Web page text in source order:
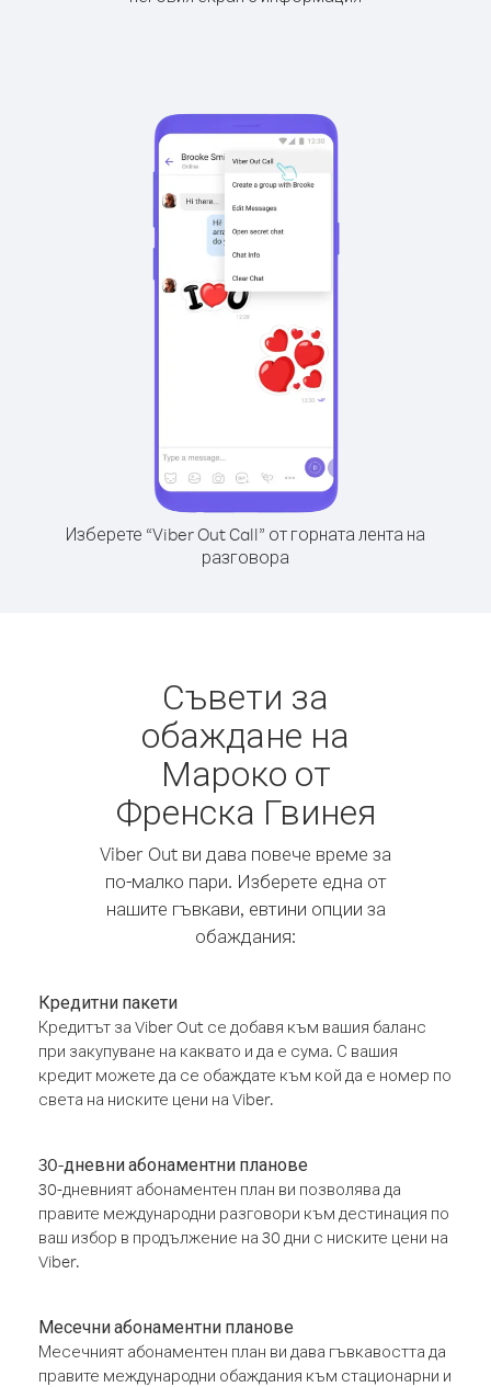
Изберете “Viber Out Call” от горната лента на
разговора
Съвети за
обаждане на
Мароко от
Френска Гвинея
Viber Out ви дава повече време за
по-малко пари. Изберете една от
нашите гъвкави, евтини опции за
обаждания:
Кредитни пакети
Кредитът за Viber Out се добавя към вашия баланс
при закупуване на каквато и да е сума. С вашия
кредит можете да се обаждате към кой да е номер по
света на ниските цени на Viber.
30-дневни абонаментни планове
30-дневният абонаментен план ви позволява да
правите международни разговори към дестинация по
ваш избор в продължение на 30 дни с ниските цени на
Viber.
Месечни абонаментни планове
Месечният абонаментен план ви дава гъвкавостта да
правите международни обаждания към стационарни и